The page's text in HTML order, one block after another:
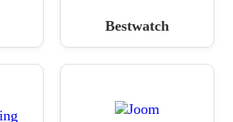
Bestwatch